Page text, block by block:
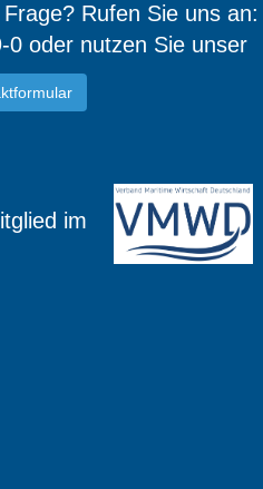
Rufen Sie uns an:
0 oder nutzen Sie unser
im